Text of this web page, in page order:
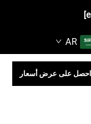
AR
احصل على عرض أسعار